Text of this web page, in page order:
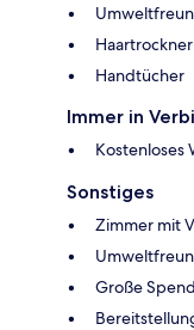
Haartrockner
Handtücher
Immer in
Kostenloses
Sonstiges
Zimmer mit
Große